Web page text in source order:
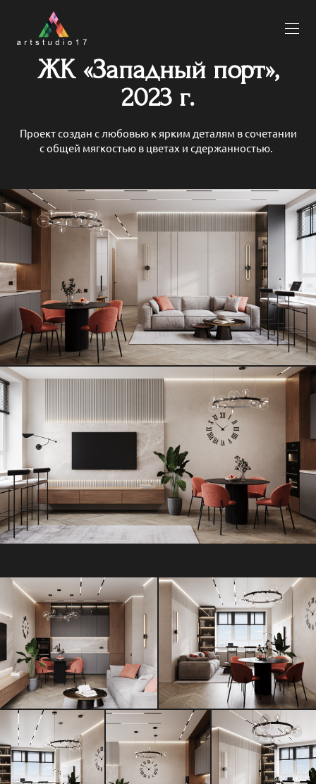
ЖК «Западный порт»,
2023 г.
Проект создан с любовью к ярким деталям в сочетании
с общей мягкостью в цветах и сдержанностью.